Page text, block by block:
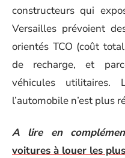
constructeurs qui
Versailles prévoient
orientés TCO (coût
de recharge, et
véhicules utilitaires.
l’automobile n’est plus
A lire en
voitures à louer les